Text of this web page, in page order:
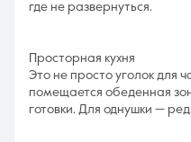
где не развернуться.
Просторная кухня
Это не просто уголок для
помещается обеденная
готовки. Для однушки —